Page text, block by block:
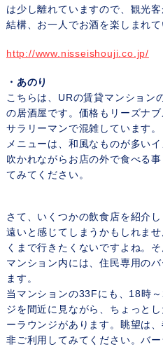
は少し離れていますので、観光
結構、お一人でお酒を楽しまれ
http://www.nisseishouji.co.jp/
・あのり
こちらは、URの賃貸マンション
の居酒屋です。価格もリーズナ
サラリーマンで混雑しています
メニューは、和風なものが多い
吹かれながらお店の外で食べる
てみてください。
さて、いくつかの飲食店を紹介
遠いと感じてしまうかもしれま
くまで行きたくないですよね。
マンション内には、住民専用の
ます。
当マンションの33Fにも、18時
ジを間近に見ながら、ちょっと
ーラウンジがあります。眺望は
非ご利用してみてください。バ